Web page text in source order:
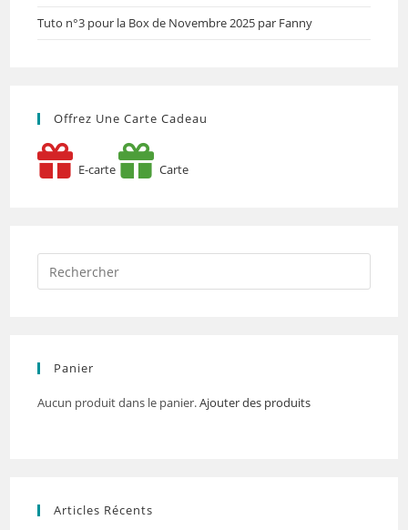
Tuto n°3 pour la Box de Novembre 2025 par Fanny
Offrez Une Carte Cadeau
E-carte Carte
Panier
Aucun produit dans le panier.Ajouter des produits
Articles Récents